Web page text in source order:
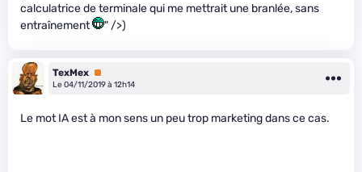
calculatrice de terminale qui me mettrait une branlée, sans
entraînement
" />)
TexMex Premium
Le 04/11/2019 à 12h14
Le mot IA est à mon sens un peu trop marketing dans ce cas.